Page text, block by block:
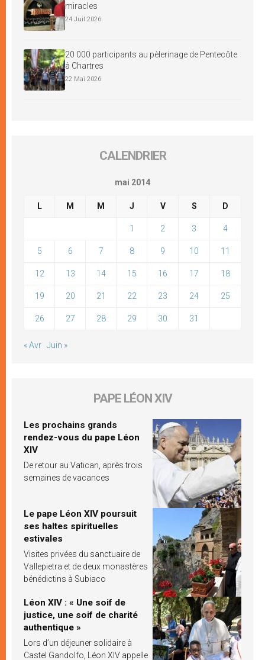
miracles
24 Juil 2026
20 000 participants au pèlerinage de Pentecôte
à Chartres
22 Mai 2026
CALENDRIER
mai 2014
L M M J V S D
1 2 3 4
5 6 7 8 9 10 11
12 13 14 15 16 17 18
19 20 21 22 23 24 25
26 27 28 29 30 31
« Avr Juin »
PAPE LÉON XIV
Les prochains grands
rendez-vous du pape Léon
XIV
De retour au Vatican, après trois
semaines de vacances
Le pape Léon XIV poursuit
ses haltes spirituelles
estivales
Visites privées du sanctuaire de
Vallepietra et de deux monastères
bénédictins à Subiaco
Léon XIV : « Une soif de
justice, une soif de charité
authentique »
Lors d’un déjeuner solidaire à
Castel Gandolfo, Léon XIV appelle